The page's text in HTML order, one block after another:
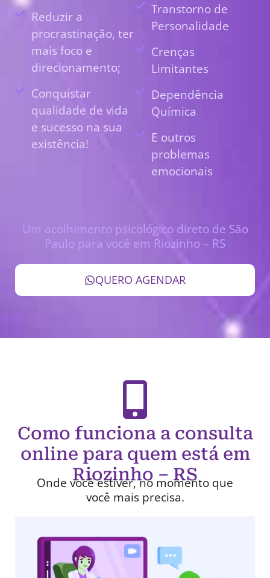
Reduzir a
procrastinação, ter
mais foco e
direcionamento;
Conquistar
qualidade de vida
e sucesso na sua
existência!
Transtorno de
Personalidade
Crenças
Limitantes
Dependência
Química
E outros
problemas
emocionais
Um acolhimento psicológico direto de São
Paulo para você em Riozinho – RS
QUERO AGENDAR
Como funciona a consulta
online para quem está em
Riozinho – RS
Onde você estiver, no momento que
você mais precisa.